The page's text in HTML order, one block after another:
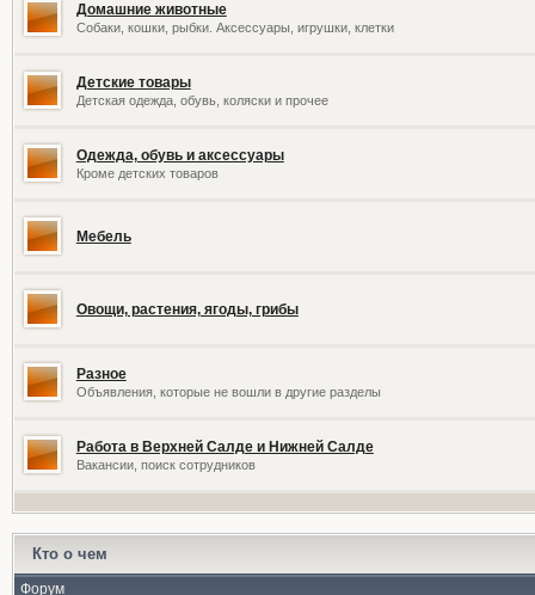
Домашние животные
Собаки, кошки, рыбки. Аксессуары, игрушки, клетки
Детские товары
Детская одежда, обувь, коляски и прочее
Одежда, обувь и аксессуары
Кроме детских товаров
Мебель
Овощи, растения, ягоды, грибы
Разное
Объявления, которые не вошли в другие разделы
Работа в Верхней Салде и Нижней Салде
Вакансии, поиск сотрудников
Кто о чем
Форум